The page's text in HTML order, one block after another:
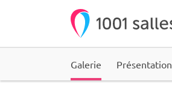
Galerie Présentation